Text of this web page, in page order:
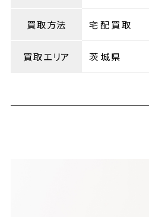
買取方法 宅配買取
買取エリア 茨城県